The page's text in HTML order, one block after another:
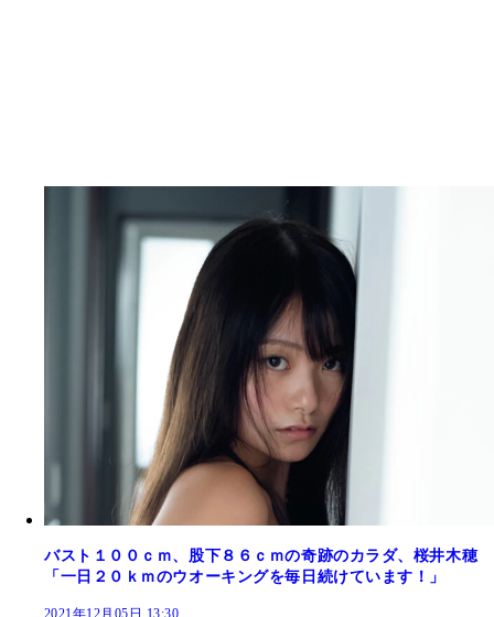
バスト１００ｃｍ、股下８６ｃｍの奇跡のカラダ、桜井木穂
「一日２０ｋｍのウオーキングを毎日続けています！」
2021年12月05日 13:30